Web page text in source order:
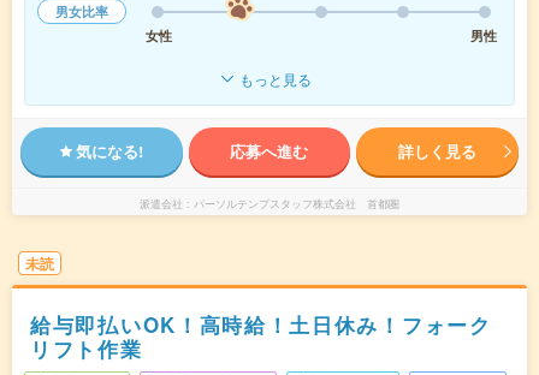
男女比率
女性
男性
もっと見る
気になる! 応募へ進む 詳しく見る
派遣会社 パーソルテンプスタッフ株式会社 首都圏
未読
給与即払いOK！高時給！土日休み！フォーク
リフト作業